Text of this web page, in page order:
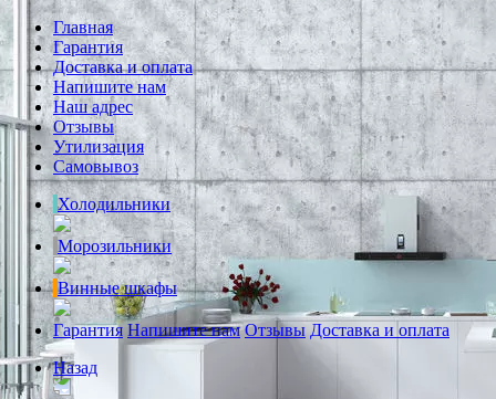
Главная
Гарантия
Доставка и оплата
Напишите нам
Наш адрес
Отзывы
Утилизация
Самовывоз
Холодильники
Морозильники
Винные шкафы
Гарантия Напишите нам Отзывы Доставка и оплата
Назад